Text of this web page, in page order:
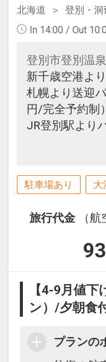
北海道
登別・洞
In 14:00 / Out
登別市登別温
新千歳空港よ
札幌より送迎
円/完全予約制）
JR登別駅より
駐車場あり 大
旅行代金
（
【4-9月値
ン）/夕朝食
プランの